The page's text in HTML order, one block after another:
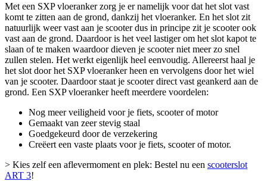
Met een SXP vloeranker zorg je er namelijk voor dat het slot vast
komt te zitten aan de grond, dankzij het vloeranker. En het slot zit
natuurlijk weer vast aan je scooter dus in principe zit je scooter ook
vast aan de grond. Daardoor is het veel lastiger om het slot kapot te
slaan of te maken waardoor dieven je scooter niet meer zo snel
zullen stelen. Het werkt eigenlijk heel eenvoudig. Allereerst haal je
het slot door het SXP vloeranker heen en vervolgens door het wiel
van je scooter. Daardoor staat je scooter direct vast geankerd aan de
grond. Een SXP vloeranker heeft meerdere voordelen:
Nog meer veiligheid voor je fiets, scooter of motor
Gemaakt van zeer stevig staal
Goedgekeurd door de verzekering
Creëert een vaste plaats voor je fiets, scooter of motor.
> Kies zelf een aflevermoment en plek: Bestel nu een scooterslot
ART 3!